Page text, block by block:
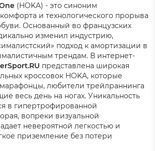
(HOKA) - это синоним
и технологического прорыва
Основанный во французских
изменил индустрию,
подход к амортизации в
трендам. В интернет-
представлена широкая
кроссовок HOKA, которые
любители трейлраннинга
весь день на ногах. Уникальность
в гипертрофированной
вопреки визуальной
невероятной легкостью и
приземление без потери